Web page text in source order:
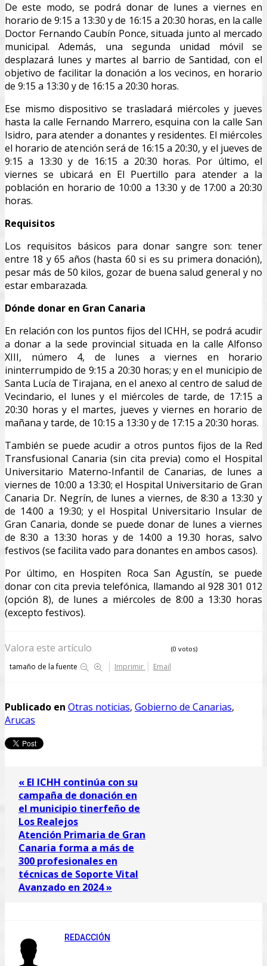
De este modo, se podrá donar de lunes a viernes en
horario de 9:15 a 13:30 y de 16:15 a 20:30 horas, en la calle
Doctor Fernando Caubín Ponce, situada junto al mercado
municipal. Además, una segunda unidad móvil se
desplazará lunes y martes al barrio de Santidad, con el
objetivo de facilitar la donación a los vecinos, en horario
de 9:15 a 13:30 y de 16:15 a 20:30 horas.
Ese mismo dispositivo se trasladará miércoles y jueves
hasta la calle Fernando Marrero, esquina con la calle San
Isidro, para atender a donantes y residentes. El miércoles
el horario de atención será de 16:15 a 20:30, y el jueves de
9:15 a 13:30 y de 16:15 a 20:30 horas. Por último, el
viernes se ubicará en El Puertillo para atender a la
población en horario de 10:00 a 13:30 y de 17:00 a 20:30
horas.
Requisitos
Los requisitos básicos para donar sangre son: tener
entre 18 y 65 años (hasta 60 si es su primera donación),
pesar más de 50 kilos, gozar de buena salud general y no
estar embarazada.
Dónde donar en Gran Canaria
En relación con los puntos fijos del ICHH, se podrá acudir
a donar a la sede provincial situada en la calle Alfonso
XIII, número 4, de lunes a viernes en horario
ininterrumpido de 9:15 a 20:30 horas; y en el municipio de
Santa Lucía de Tirajana, en el anexo al centro de salud de
Vecindario, el lunes y el miércoles de tarde, de 17:15 a
20:30 horas y el martes, jueves y viernes en horario de
mañana y tarde, de 10:15 a 13:30 y de 17:15 a 20:30 horas.
También se puede acudir a otros puntos fijos de la Red
Transfusional Canaria (sin cita previa) como el Hospital
Universitario Materno-Infantil de Canarias, de lunes a
viernes de 10:00 a 13:30; el Hospital Universitario de Gran
Canaria Dr. Negrín, de lunes a viernes, de 8:30 a 13:30 y
de 14:00 a 19:30; y el Hospital Universitario Insular de
Gran Canaria, donde se puede donar de lunes a viernes
de 8:30 a 13:30 horas y de 14:00 a 19.30 horas, salvo
festivos (se facilita vado para donantes en ambos casos).
Por último, en Hospiten Roca San Agustín, se puede
donar con cita previa telefónica, llamando al 928 301 012
(opción 8), de lunes a miércoles de 8:00 a 13:30 horas
(excepto festivos).
Valora este artículo (0 votos)
tamaño de la fuente Imprimir Email
Publicado en Otras noticias, Gobierno de Canarias,
Arucas
« El ICHH continúa con su
campaña de donación en
el municipio tinerfeño de
Los Realejos
Atención Primaria de Gran
Canaria forma a más de
300 profesionales en
técnicas de Soporte Vital
Avanzado en 2024 »
REDACCIÓN